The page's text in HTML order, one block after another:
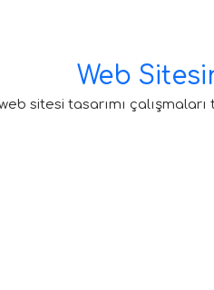
Web
sitesi tasarımı